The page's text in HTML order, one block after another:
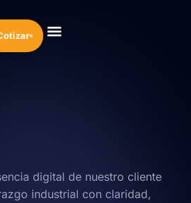
digital de nuestro cliente
industrial con claridad,